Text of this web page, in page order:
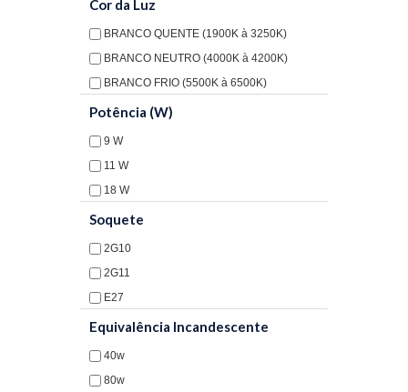
Cor da Luz
BRANCO QUENTE (1900K à 3250K)
BRANCO NEUTRO (4000K à 4200K)
BRANCO FRIO (5500K à 6500K)
Potência (W)
9 W
11 W
18 W
26 W
55 W
Soquete
2G10
2G11
E27
G23
Equivalência Incandescente
40w
80w